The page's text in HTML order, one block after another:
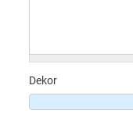
Dekor